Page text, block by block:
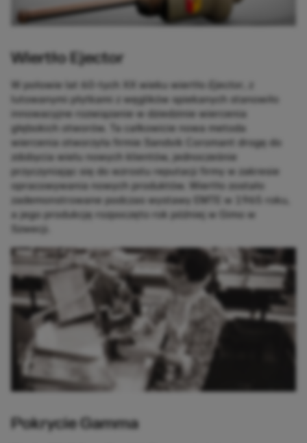
Wiertło Ejector
W połowie lat 60-tych XX wieku wiertło Ejector
lutowanymi płytkami z węglików spiekanych stanowiło
innowacyjne rozwiązanie w dziedzinie wiercenia
głębokich otworów. Ta całkowicie nowa metoda
wiercenia otworzyła firmie Sandvik Coromant drogę do
zdobycia wielu nowych klientów, jednocześnie
przyczyniając się do wzrostu reputacji firmy w zakresie
opracowywania nowych produktów. Wiertło zostało
zademonstrowane podczas wystawy EMTE w 1965 roku,
a jego produkcję rozpoczęto rok później w Gimo w
Szwecji.
Pokrycie Gamma